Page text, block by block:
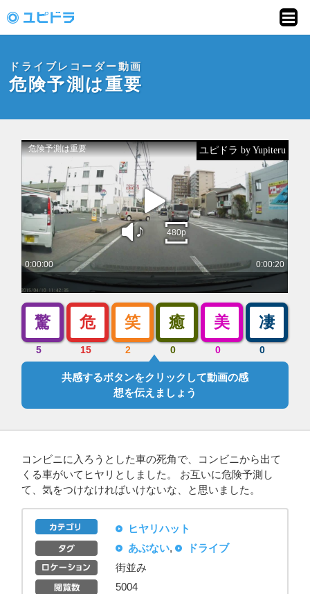
ピドラ」
ドライブレコーダー動画
危険予測は重要
ユピドラ by Yupiteru
驚
5
危
15
笑
2
癒
0
美
0
凄
0
共感するボタンをクリックして動画の感
想を伝えましょう
コンビニに入ろうとした車の死角で、コンビニから出て
くる車がいてヒヤリとしました。 お互いに危険予測し
て、気をつけなければいけないな、と思いました。
ヒヤリハット
あぶない,
ドライブ
街並み
5004